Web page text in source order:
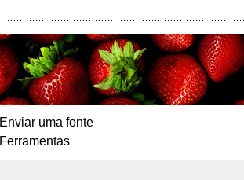
Enviar uma fonte
Ferramentas